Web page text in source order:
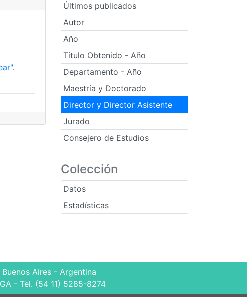
Últimos publicados
Autor
Año
Título Obtenido - Año
Departamento - Año
Maestría y Doctorado
Director y Director Asistente
Jurado
Consejero de Estudios
Colección
Datos
Estadísticas
.
Aires - Argentina
- Tel. (54 11) 5285-8274